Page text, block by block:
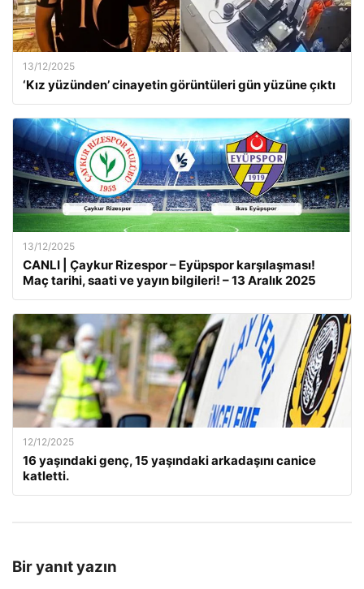
13/12/2025
‘Kız yüzünden’ cinayetin görüntüleri gün yüzüne çıktı
13/12/2025
CANLI | Çaykur Rizespor – Eyüpspor karşılaşması!
Maç tarihi, saati ve yayın bilgileri! – 13 Aralık 2025
12/12/2025
16 yaşındaki genç, 15 yaşındaki arkadaşını canice
katletti.
Bir yanıt yazın